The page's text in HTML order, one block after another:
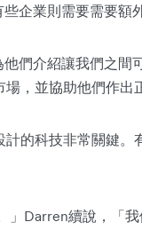
企業則需要需要額
們介紹讓我們之間
，並協助他們作出
的科技非常關鍵。
」Darren續說，「